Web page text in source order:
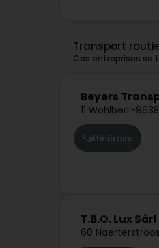
Transport
Ces entreprises se
Beyers
11 WohlberL-9638
Itinéraire
T.B.O. Lux Sàrl
60